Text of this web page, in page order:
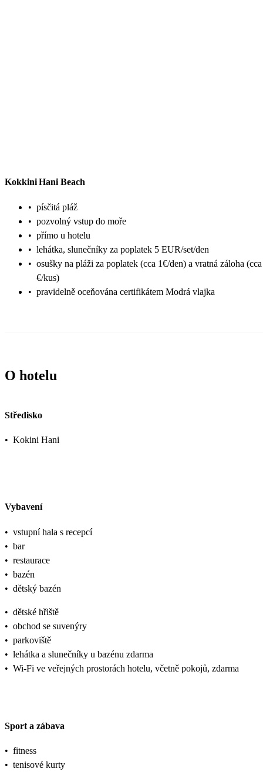
Kokkini Hani Beach
• písčitá pláž
• pozvolný vstup do moře
• přímo u hotelu
• lehátka, slunečníky za poplatek 5 EUR/set/den
• osušky na pláži za poplatek (cca 1€/den) a vratná záloha
€/kus)
• pravidelně oceňována certifikátem Modrá vlajka
O hotelu
Středisko
• Kokini Hani
Vybavení
• vstupní hala s recepcí
• bar
• restaurace
• bazén
• dětský bazén
• dětské hřiště
• obchod se suvenýry
• parkoviště
• lehátka a slunečníky u bazénu zdarma
• Wi-Fi ve veřejných prostorách hotelu, včetně pokojů, zdarma
Sport a zábava
• fitness
• tenisové kurty